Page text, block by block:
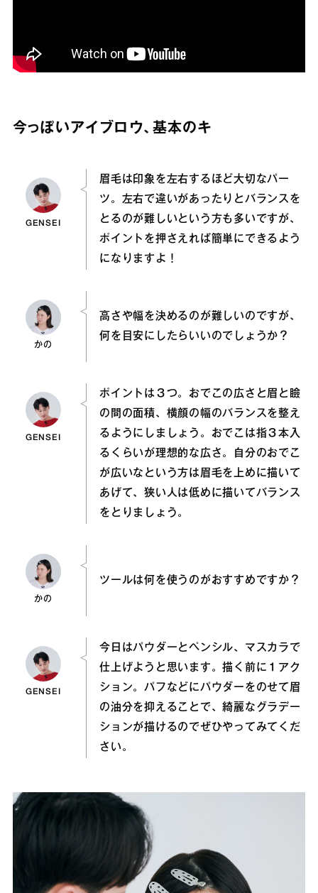
今っぽいアイブロウ、基本のキ
GENSEI
眉毛は印象を左右するほど大切なパー
ツ。左右で違いがあったりとバランスを
とるのが難しいという方も多いですが、
ポイントを押さえれば簡単にできるよう
になりますよ！
かの
高さや幅を決めるのが難しいのですが、
何を目安にしたらいいのでしょうか？
GENSEI
ポイントは３つ。おでこの広さと眉と瞼
の間の面積、横顔の幅のバランスを整え
るようにしましょう。おでこは指３本入
るくらいが理想的な広さ。自分のおでこ
が広いなという方は眉毛を上めに描いて
あげて、狭い人は低めに描いてバランス
をとりましょう。
かの
ツールは何を使うのがおすすめですか？
GENSEI
今日はパウダーとペンシル、マスカラで
仕上げようと思います。描く前に１アク
ション。パフなどにパウダーをのせて眉
の油分を抑えることで、綺麗なグラデー
ションが描けるのでぜひやってみてくだ
さい。